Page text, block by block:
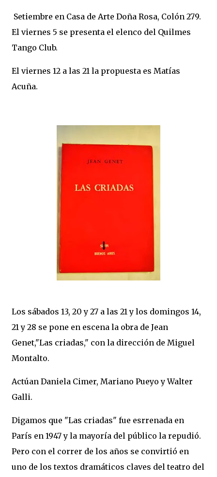
Setiembre en Casa de Arte Doña Rosa, Colón 279.
El viernes 5 se presenta el elenco del Quilmes
Tango Club.
El viernes 12 a las 21 la propuesta es Matías
Acuña.
Los sábados 13, 20 y 27 a las 21 y los domingos 14,
21 y 28 se pone en escena la obra de Jean
Genet,"Las criadas," con la dirección de Miguel
Montalto.
Actúan Daniela Cimer, Mariano Pueyo y Walter
Galli.
Digamos que "Las criadas" fue esrrenada en
París en 1947 y la mayoría del público la repudió.
Pero con el correr de los años se convirtió en
uno de los textos dramáticos claves del teatro del